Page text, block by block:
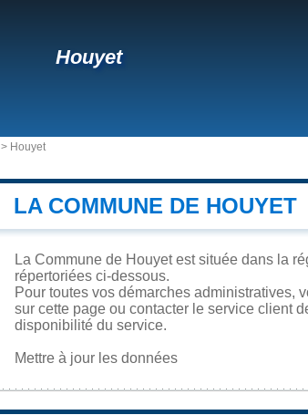
Houyet
> Houyet
LA COMMUNE DE HOUYET
La Commune de Houyet est située dans la
répertoriées ci-dessous.
Pour toutes vos démarches administratives,
sur cette page ou contacter le service client
disponibilité du service.
Mettre à jour les données